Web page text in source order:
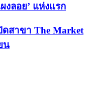
งลอย’ แห่งแรก
ดสาขา The Market
น